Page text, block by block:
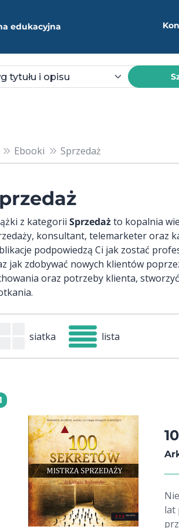
edukacyjna
Ebooki Sprzedaż
z kategorii Sprzedażto kopalnia
konsultant, telemarketer oraz
podpowiedzą Ci jak zostać
jak zdobywać nowych klientów
oraz potrzeby klienta,
siatka lista
lat